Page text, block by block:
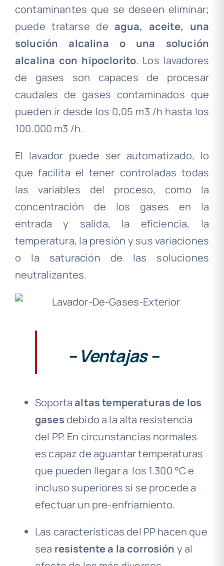
contaminantes que se deseen eliminar;
puede tratarse deagua, aceite, una
solución alcalina o una solución
alcalina con hipoclorito. Los lavadores
de gases son capaces de procesar
caudales de gases contaminados que
pueden ir desde los 0,05 m3 /h hasta los
100.000 m3 /h.
El lavador puede ser automatizado, lo
que facilita el tener controladas todas
las variables del proceso, como la
concentración de los gases en la
entrada y salida, la eficiencia, la
temperatura, la presión y sus variaciones
o la saturación de las soluciones
neutralizantes.
– Ventajas –
Soportaaltas temperaturas de los
gasesdebido a la alta resistencia
del PP. En circunstancias normales
es capaz de aguantar temperaturas
que pueden llegar a los 1.300 °C e
incluso superiores si se procede a
efectuar un pre-enfriamiento.
Las características del PP hacen que
sea resistente a la corrosión y al